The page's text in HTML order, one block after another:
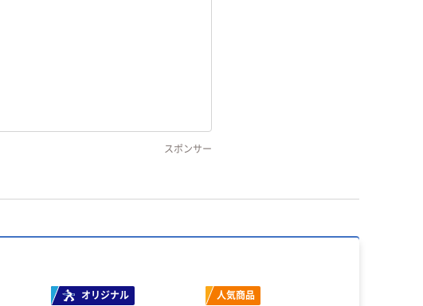
スポンサー
オリジナル 人気商品